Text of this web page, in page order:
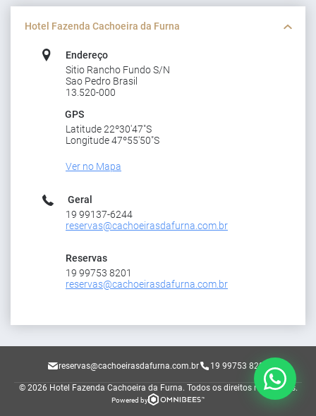
Hotel Fazenda Cachoeira da Furna
Endereço
Sitio Rancho Fundo S/N
Sao Pedro Brasil
13.520-000
GPS
Latitude 22º30'47"S
Longitude 47º55'50"S
Ver no Mapa
Geral
19 99137-6244
reservas@cachoeirasdafurna.com.br
Reservas
19 99753 8201
reservas@cachoeirasdafurna.com.br
reservas@cachoeirasdafurna.com.br 19 99753 8201
© 2026 Hotel Fazenda Cachoeira da Furna. Todos os direitos reservados.
Powered by